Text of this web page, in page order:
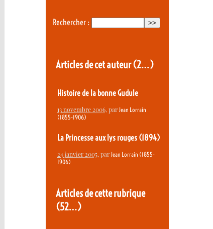
Rechercher :
Articles de cet auteur(2…)
Histoire de la bonne Gudule
13 novembre 2006, par Jean Lorrain
(1855-1906)
La Princesse aux lys rouges (1894)
24 janvier 2005, par Jean Lorrain (1855-
1906)
Articles de cette rubrique
(52…)